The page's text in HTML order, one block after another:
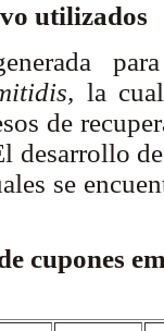
utilizados
la
de
desarrollo
se
cupones